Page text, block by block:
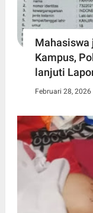
Mahasiswa
Kampus,
lanjuti
Februari 28, 2026